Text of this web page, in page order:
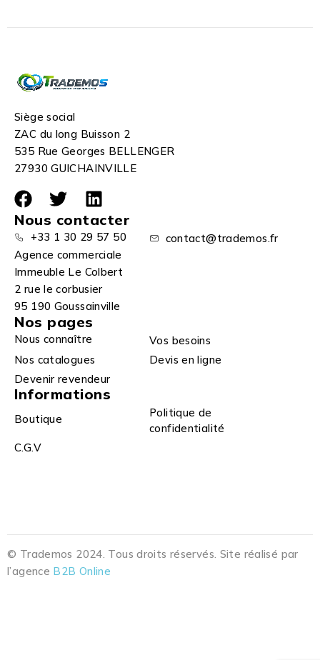
Siège social
ZAC du long Buisson 2
535 Rue Georges BELLENGER
27930 GUICHAINVILLE
Nous contacter
+33 1 30 29 57 50
contact@trademos.fr
Agence commerciale
Immeuble Le Colbert
2 rue le corbusier
95 190 Goussainville
Nos pages
Nous connaître
Vos besoins
Nos catalogues
Devis en ligne
Devenir revendeur
Informations
Boutique
Politique de
confidentialité
C.G.V
© Trademos 2024. Tous droits réservés. Site réalisé par
l’agence B2B Online